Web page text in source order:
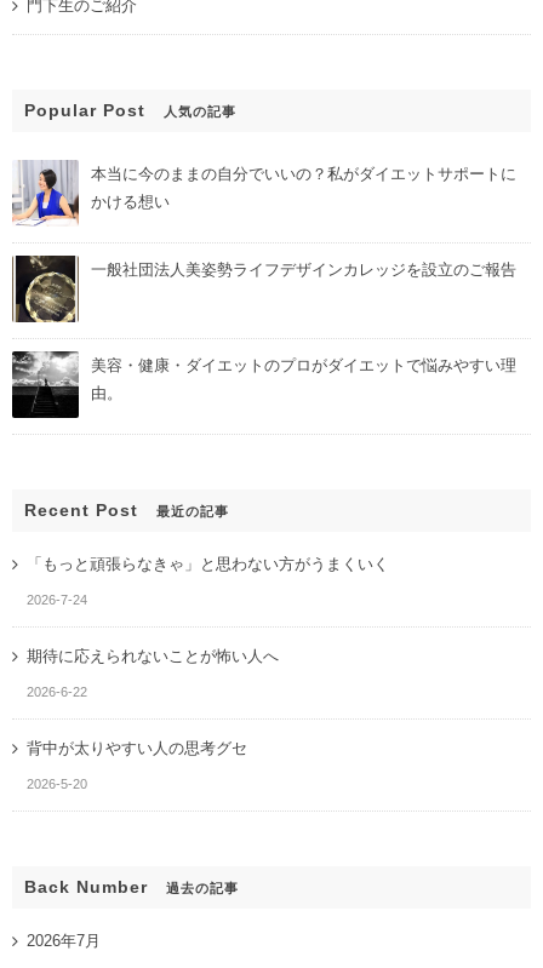
門下生のご紹介
Popular Post 人気の記事
本当に今のままの自分でいいの？私がダイエットサポートに
かける想い
一般社団法人美姿勢ライフデザインカレッジを設立のご報告
美容・健康・ダイエットのプロがダイエットで悩みやすい理
由。
Recent Post 最近の記事
「もっと頑張らなきゃ」と思わない方がうまくいく
2026-7-24
期待に応えられないことが怖い人へ
2026-6-22
背中が太りやすい人の思考グセ
2026-5-20
Back Number 過去の記事
2026年7月